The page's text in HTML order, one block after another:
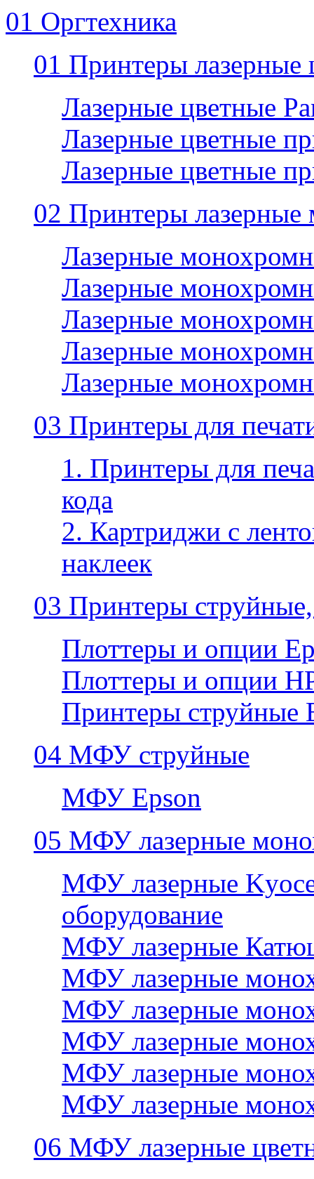
01 Оргтехника
01 Принтеры лазерные
Лазерные цветные
Лазерные цветные
Лазерные цветные
02 Принтеры
Лазерные
Лазерные
Лазерные
Лазерные
Лазерные
03 Принтеры для
1. Принтеры для
кода
2. Картриджи с
наклеек
03 Принтеры
Плоттеры и опции
Плоттеры и опции
Принтеры струйные
04 МФУ струйные
МФУ Epson
05 МФУ лазерные
МФУ лазерные
оборудование
МФУ лазерные
МФУ лазерные
МФУ лазерные
МФУ лазерные
МФУ лазерные
МФУ лазерные
06 МФУ лазерные